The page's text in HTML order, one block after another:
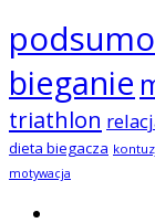
bieganie
triathlon
dieta biegacza
motywacja